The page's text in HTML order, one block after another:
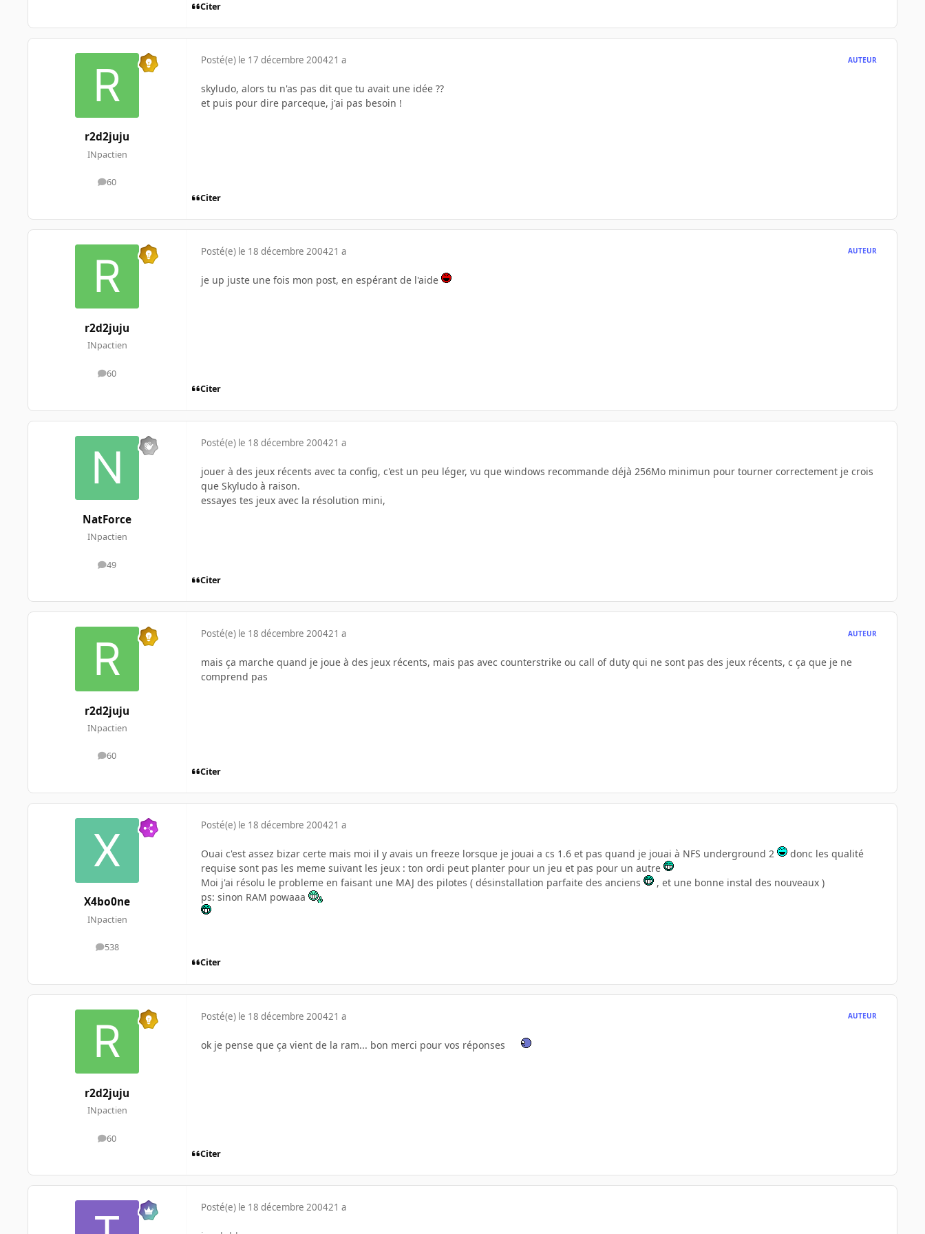
Citer
r2d2juju
INpactien
60
messages
Posté(e) le 17 décembre 200421 a AUTEUR
skyludo, alors tu n'as pas dit que tu avait une idée ??
et puis pour dire parceque, j'ai pas besoin !
Citer
r2d2juju
INpactien
60
messages
Posté(e) le 18 décembre 200421 a AUTEUR
je up juste une fois mon post, en espérant de l'aide
Citer
NatForce
INpactien
49
messages
Posté(e) le 18 décembre 200421 a
jouer à des jeux récents avec ta config, c'est un peu léger, vu que windows recommande déjà 256Mo minimun pour tourner correctement je crois
que Skyludo à raison.
essayes tes jeux avec la résolution mini,
Citer
r2d2juju
INpactien
60
messages
Posté(e) le 18 décembre 200421 a AUTEUR
mais ça marche quand je joue à des jeux récents, mais pas avec counterstrike ou call of duty qui ne sont pas des jeux récents, c ça que je ne
comprend pas
Citer
X4bo0ne
INpactien
538
messages
Posté(e) le 18 décembre 200421 a
Ouai c'est assez bizar certe mais moi il y avais un freeze lorsque je jouai a cs 1.6 et pas quand je jouai à NFS underground 2
donc les qualité
requise sont pas les meme suivant les jeux : ton ordi peut planter pour un jeu et pas pour un autre
Moi j'ai résolu le probleme en faisant une MAJ des pilotes ( désinstallation parfaite des anciens
, et une bonne instal des nouveaux )
ps: sinon RAM powaaa
Citer
r2d2juju
INpactien
60
messages
Posté(e) le 18 décembre 200421 a AUTEUR
ok je pense que ça vient de la ram... bon merci pour vos réponses
Citer
Posté(e) le 18 décembre 200421 a